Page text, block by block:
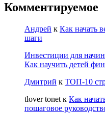
Комментируемое
Андрей к Как начать
шаги
Инвестиции для
Как научить детей
Дмитрий к ТОП-10
tlover tonet к Как
пошаговое